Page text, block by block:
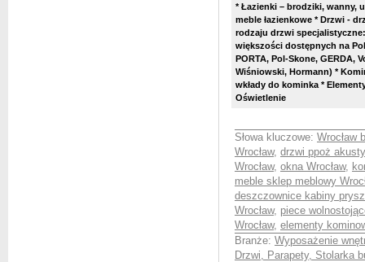
* Łazienki – brodziki, wanny,
meble łazienkowe * Drzwi -
rodzaju drzwi
większości dostępnych na
PORTA, Pol-Skone, GERDA,
Wiśniowski, Hormann) *
wkłady do kominka *
Oświetlenie
Słowa kluczowe: Wrocław
Wrocław, drzwi ppoż
Wrocław, okna Wrocław,
meble sklep meblowy
deszczownice kabiny
Wrocław, piece
Wrocław, elementy
Branże: Wyposażenie
Drzwi, Parapety, Stolarka